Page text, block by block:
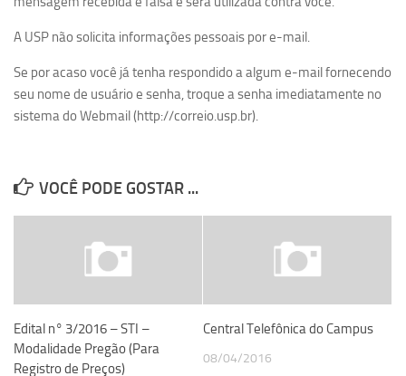
A USP não solicita informações pessoais por e-mail.
Se por acaso você já tenha respondido a algum e-mail fornecendo
seu nome de usuário e senha, troque a senha imediatamente no
sistema do Webmail (http://correio.usp.br).
VOCÊ PODE GOSTAR ...
Edital n° 3/2016 – STI –
Modalidade Pregão (Para
Registro de Preços)
Central Telefônica do Campus
08/04/2016